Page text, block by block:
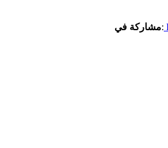
:مشاركة في